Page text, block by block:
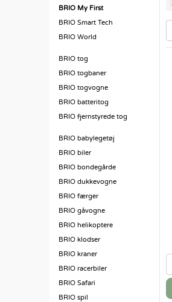
BRIO My First
BRIO Smart Tech
BRIO World
BRIO tog
BRIO togbaner
BRIO togvogne
BRIO batteritog
BRIO fjernstyrede tog
BRIO babylegetøj
BRIO biler
BRIO bondegårde
BRIO dukkevogne
BRIO færger
BRIO gåvogne
BRIO helikoptere
BRIO klodser
BRIO kraner
BRIO racerbiler
BRIO Safari
BRIO spil